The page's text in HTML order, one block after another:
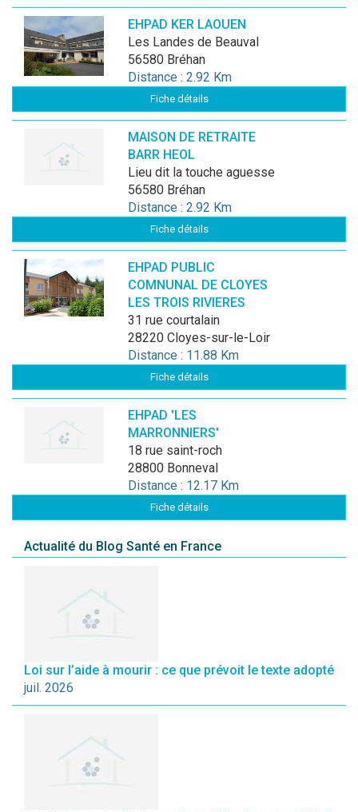
EHPAD KER LAOUEN
Les Landes de Beauval
56580 Bréhan
Distance : 2.92 Km
Fiche détails
MAISON DE RETRAITE
BARR HEOL
Lieu dit la touche aguesse
56580 Bréhan
Distance : 2.92 Km
Fiche détails
EHPAD PUBLIC
COMNUNAL DE CLOYES
LES TROIS RIVIERES
31 rue courtalain
28220 Cloyes-sur-le-Loir
Distance : 11.88 Km
Fiche détails
EHPAD 'LES
MARRONNIERS'
18 rue saint-roch
28800 Bonneval
Distance : 12.17 Km
Fiche détails
Actualité du Blog Santé en France
Loi sur l’aide à mourir : ce que prévoit le texte adopté
juil. 2026